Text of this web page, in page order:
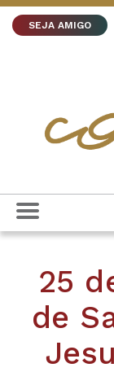
SEJA AMIGO
25
de